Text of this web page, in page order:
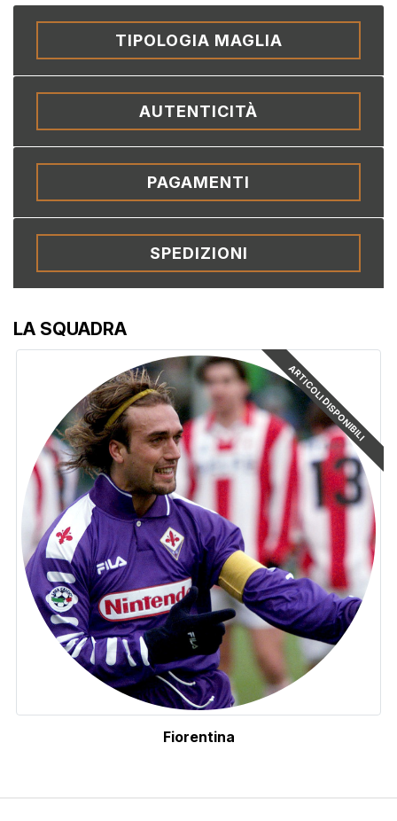
LA SQUADRA
ARTICOLI DISPONIBILI
Fiorentina
TIPOLOGIA MAGLIA
AUTENTICITÀ
PAGAMENTI
SPEDIZIONI